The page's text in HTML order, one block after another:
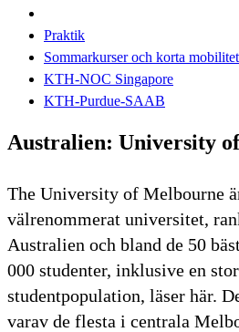
Praktik
Sommarkurser och korta
KTH-NOC Singapore
KTH-Purdue-SAAB
Australien: University
The University of Melbourne
välrenommerat universitet,
Australien och bland de 50
000 studenter, inklusive en
studentpopulation, läser här.
varav de flesta i centrala